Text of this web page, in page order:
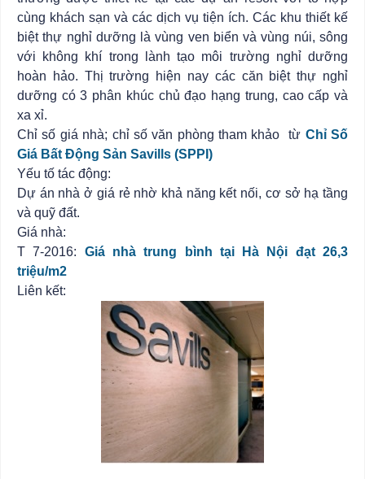
cùng khách sạn và các dịch vụ tiện ích. Các khu thiết kế
biệt thự nghỉ dưỡng là vùng ven biển và vùng núi, sông
với không khí trong lành tạo môi trường nghỉ dưỡng
hoàn hảo. Thị trường hiện nay các căn biệt thự nghỉ
dưỡng có 3 phân khúc chủ đạo hạng trung, cao cấp và
xa xỉ.
Chỉ số giá nhà; chỉ số văn phòng tham khảo từ Chỉ Số
Giá Bất Động Sản Savills (SPPI)
Yếu tố tác động:
Dự án nhà ở giá rẻ nhờ khả năng kết nối, cơ sở hạ tầng
và quỹ đất.
Giá nhà:
T 7-2016: Giá nhà trung bình tại Hà Nội đạt 26,3
triệu/m2
Liên kết: